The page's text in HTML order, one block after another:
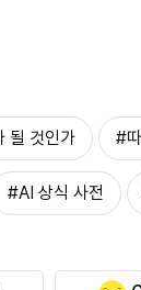
될 것인가 #
#AI 상식 사전